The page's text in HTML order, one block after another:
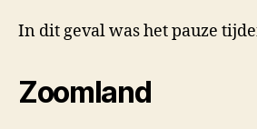
In dit geval was het pauze
Zoomland